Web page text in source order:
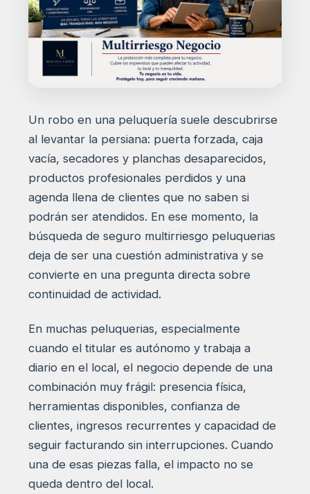
Un robo en una peluquería suele descubrirse
al levantar la persiana: puerta forzada, caja
vacía, secadores y planchas desaparecidos,
productos profesionales perdidos y una
agenda llena de clientes que no saben si
podrán ser atendidos. En ese momento, la
búsqueda de seguro multirriesgo peluquerias
deja de ser una cuestión administrativa y se
convierte en una pregunta directa sobre
continuidad de actividad.
En muchas peluquerias, especialmente
cuando el titular es autónomo y trabaja a
diario en el local, el negocio depende de una
combinación muy frágil: presencia física,
herramientas disponibles, confianza de
clientes, ingresos recurrentes y capacidad de
seguir facturando sin interrupciones. Cuando
una de esas piezas falla, el impacto no se
queda dentro del local.